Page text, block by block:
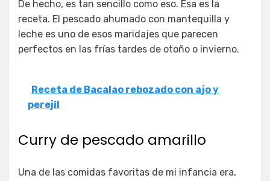
De hecho, es tan sencillo como eso. Ésa es la
receta. El pescado ahumado con mantequilla y
leche es uno de esos maridajes que parecen
perfectos en las frías tardes de otoño o invierno.
Receta de Bacalao rebozado con ajo y
perejil
Curry de pescado amarillo
Una de las comidas favoritas de mi infancia era,